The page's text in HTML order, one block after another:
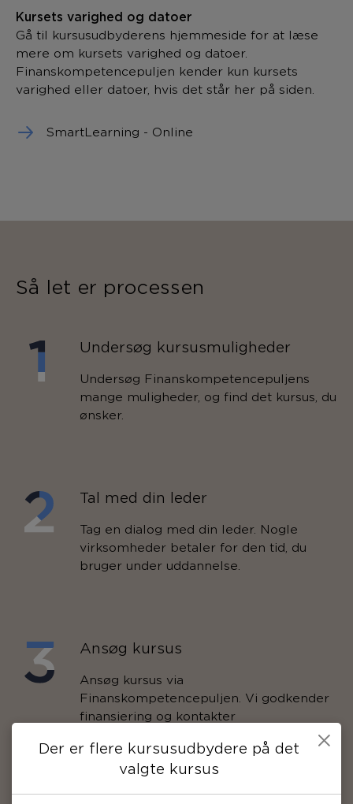
Kursets varighed og datoer
Gå til kursusudbyderens hjemmeside for at læse
mere om kursets varighed og datoer.
Finanskompetencepuljen kender kun kursets
varighed eller datoer, hvis det står her på siden.
SmartLearning - Online
Der er flere kursusudbydere på det
valgte kursus
Så let er processen
Undersøg kursusmuligheder
Undersøg Finanskompetencepuljens
mange muligheder, og find det kursus, du
ønsker.
Tal med din leder
Tag en dialog med din leder. Nogle
virksomheder betaler for den tid, du
bruger under uddannelse.
Ansøg kursus
Ansøg kursus via
Finanskompetencepuljen. Vi godkender
finansiering og kontakter